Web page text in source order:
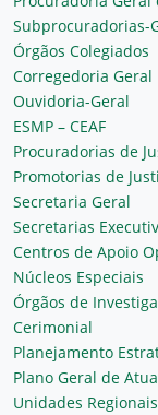
Subprocuradorias-
Órgãos Colegiados
Corregedoria Geral
Ouvidoria-Geral
ESMP – CEAF
Procuradorias de
Promotorias de
Secretaria Geral
Secretarias
Centros de Apoio
Núcleos Especiais
Órgãos de
Cerimonial
Planejamento
Plano Geral de
Unidades Regionais